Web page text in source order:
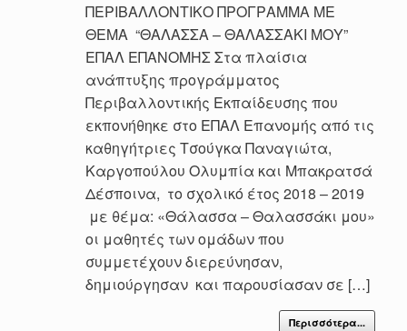
ΠΕΡΙΒΑΛΛΟΝΤΙΚΟ ΠΡΟΓΡΑΜΜΑ ΜΕ
ΘΕΜΑ “ΘΑΛΑΣΣΑ – ΘΑΛΑΣΣΑΚΙ ΜΟΥ”
ΕΠΑΛ ΕΠΑΝΟΜΗΣ Στα πλαίσια
ανάπτυξης προγράμματος
Περιβαλλοντικής Εκπαίδευσης που
εκπονήθηκε στο ΕΠΑΛ Επανομής από τις
καθηγήτριες Τσούγκα Παναγιώτα,
Καργοπούλου Ολυμπία και Μπακρατσά
Δέσποινα, το σχολικό έτος 2018 – 2019
με θέμα: «Θάλασσα – Θαλασσάκι μου»
οι μαθητές των ομάδων που
συμμετέχουν διερεύνησαν,
δημιούργησαν και παρουσίασαν σε […]
Περισσότερα...